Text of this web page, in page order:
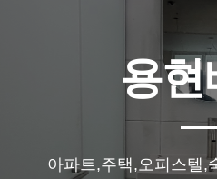
용현
아파트,주택,오피스텔,